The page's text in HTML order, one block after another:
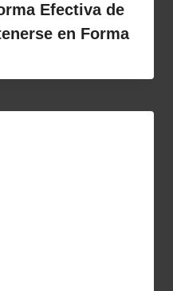
Efectiva de
en Forma